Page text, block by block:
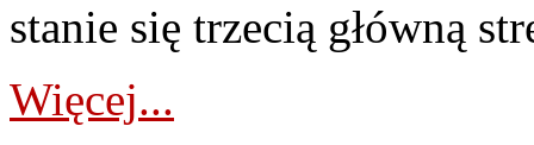
stanie się trzecią główną
Więcej...